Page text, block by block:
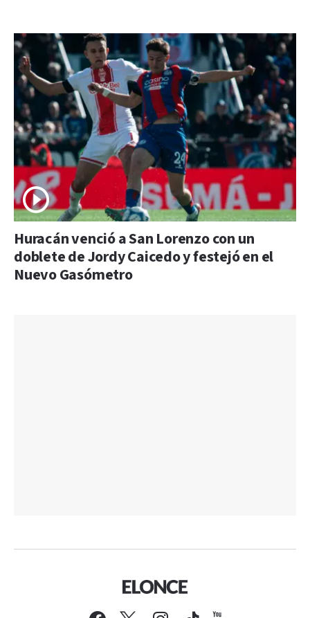
Huracán venció a San Lorenzo con un
doblete de Jordy Caicedo y festejó en el
Nuevo Gasómetro